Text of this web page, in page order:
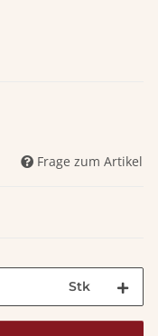
Frage zum Artikel
Stk